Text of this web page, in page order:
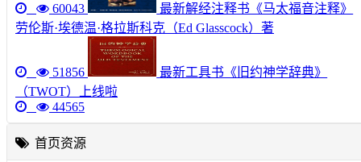
60043
最新解经注释书《马太福音注释》
劳伦斯·埃德温·格拉斯科克（Ed Glasscock）著
51856
最新工具书《旧约神学辞典》
（TWOT）上线啦
44565
首页资源